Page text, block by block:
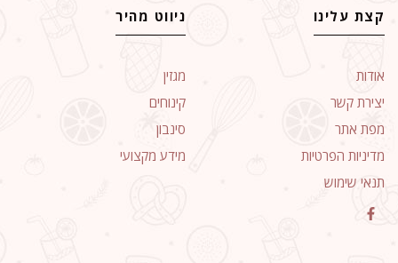
קצת עלינו
אודות
יצירת קשר
מפת אתר
מדיניות הפרטיות
תנאי שימוש
ניווט מהיר
מגזין
קינוחים
סינבון
מידע מקצועי